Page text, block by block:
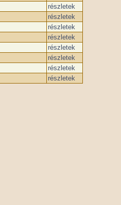
részletek
részletek
részletek
részletek
részletek
részletek
részletek
részletek